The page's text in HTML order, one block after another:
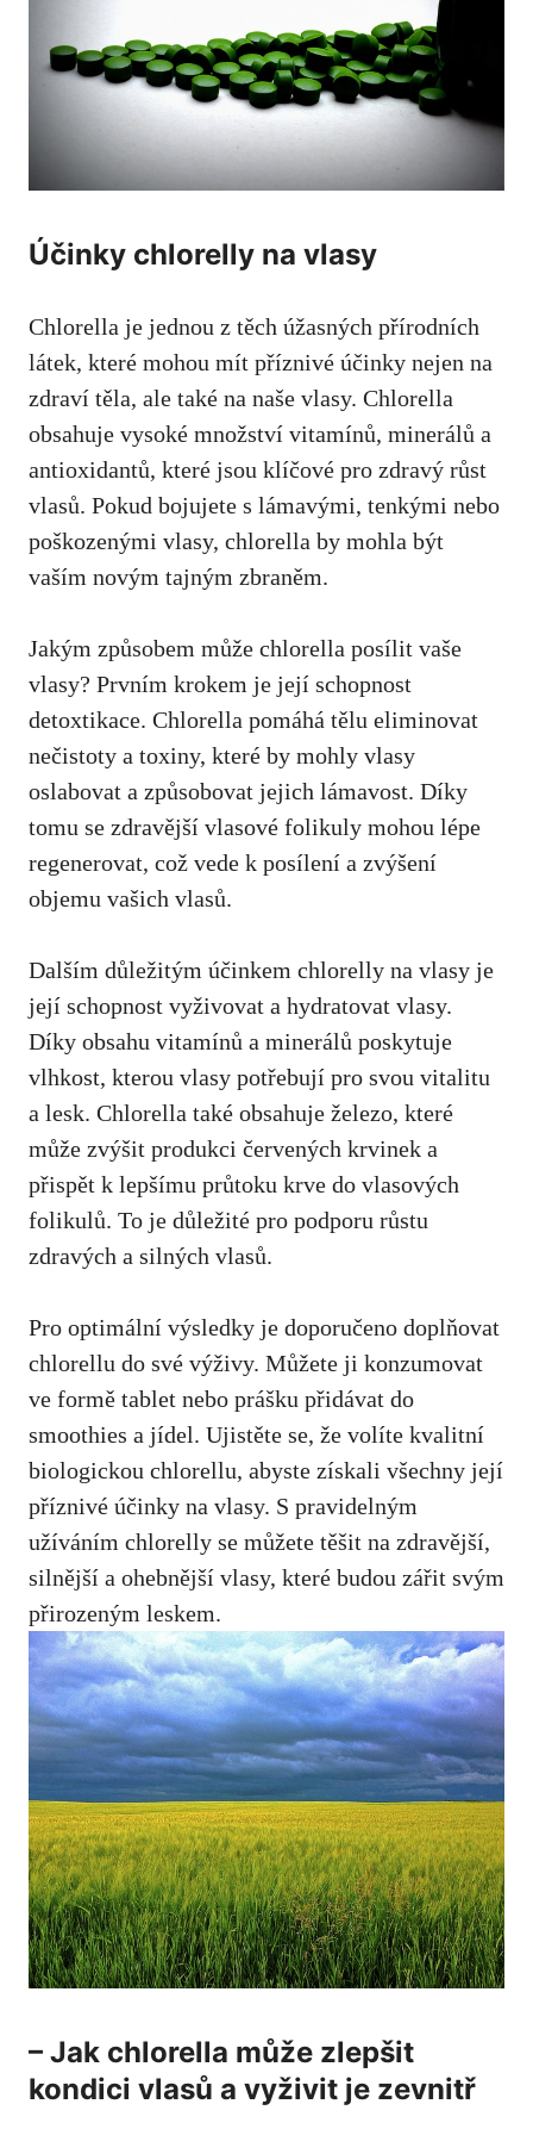
Účinky chlorelly na vlasy
Chlorella je jednou z těch úžasných přírodních
látek, které mohou mít příznivé účinky nejen na
zdraví těla, ale také na naše vlasy. Chlorella
obsahuje vysoké množství vitamínů, minerálů a
antioxidantů, které jsou klíčové pro zdravý růst
vlasů. Pokud bojujete s lámavými, tenkými nebo
poškozenými vlasy, chlorella by mohla být
vaším novým tajným zbraněm.
Jakým způsobem může chlorella posílit vaše
vlasy? Prvním krokem je její schopnost
detoxtikace. Chlorella pomáhá tělu eliminovat
nečistoty a toxiny, které by mohly vlasy
oslabovat a způsobovat jejich lámavost. Díky
tomu se zdravější vlasové folikuly mohou lépe
regenerovat, což vede k posílení a zvýšení
objemu vašich vlasů.
Dalším důležitým účinkem chlorelly na vlasy je
její schopnost vyživovat a hydratovat vlasy.
Díky obsahu vitamínů a minerálů poskytuje
vlhkost, kterou vlasy potřebují pro svou vitalitu
a lesk. Chlorella také obsahuje železo, které
může zvýšit produkci červených krvinek a
přispět k lepšímu průtoku krve do vlasových
folikulů. To je důležité pro podporu růstu
zdravých a silných vlasů.
Pro optimální výsledky je doporučeno doplňovat
chlorellu do své výživy. Můžete ji konzumovat
ve formě tablet nebo prášku přidávat do
smoothies a jídel. Ujistěte se, že volíte kvalitní
biologickou chlorellu, abyste získali všechny její
příznivé účinky na vlasy. S pravidelným
užíváním chlorelly se můžete těšit na zdravější,
silnější a ohebnější vlasy, které budou zářit svým
přirozeným leskem.
– Jak chlorella může zlepšit
kondici vlasů a vyživit je zevnitř